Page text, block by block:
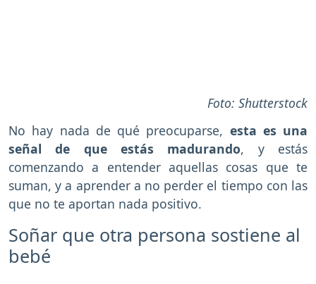
Foto: Shutterstock
No hay nada de qué preocuparse, esta es una
señal de que estás madurando, y estás
comenzando a entender aquellas cosas que te
suman, y a aprender a no perder el tiempo con las
que no te aportan nada positivo.
Soñar que otra persona sostiene al
bebé